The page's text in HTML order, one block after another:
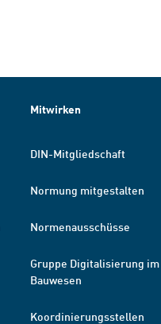
Mitwirken
DIN-Mitgliedschaft
Normung mitgestalten
Normenausschüsse
Gruppe Digitalisierung im
Bauwesen
Koordinierungsstellen